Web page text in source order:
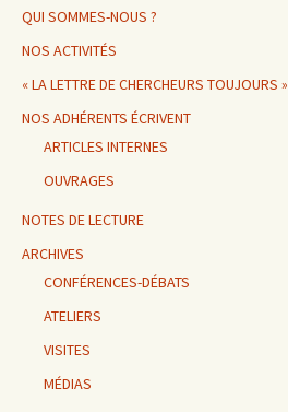
QUI SOMMES-NOUS ?
NOS ACTIVITÉS
« LA LETTRE DE CHERCHEURS TOUJOURS »
NOS ADHÉRENTS ÉCRIVENT
ARTICLES INTERNES
OUVRAGES
NOTES DE LECTURE
ARCHIVES
CONFÉRENCES-DÉBATS
ATELIERS
VISITES
MÉDIAS